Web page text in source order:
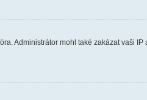
Administrátor mohl také zakázat vaši